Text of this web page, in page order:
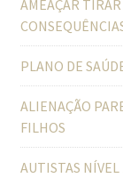
AMEAÇAR
PLANO DE
ALIENAÇÃO
FILHOS
AUTISTAS